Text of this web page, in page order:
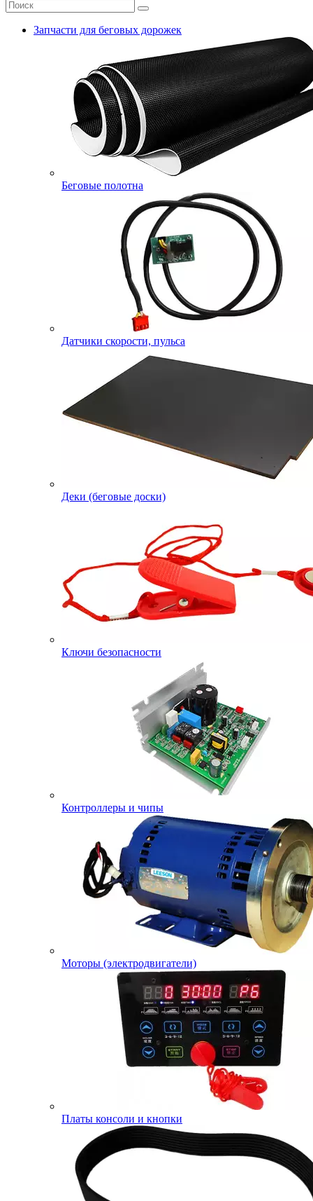
Запчасти для беговых дорожек
Беговые полотна
Датчики скорости, пульса
Деки (беговые доски)
Ключи безопасности
Контроллеры и чипы
Моторы (электродвигатели)
Платы консоли и кнопки